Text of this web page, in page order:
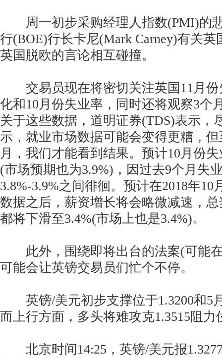
周一初步采购经理人指数(PMI)的
行(BOE)行长卡尼(Mark Carney)有关
英国脱欧的言论相互碰撞。
交易员现在将密切关注英国11月份
化和10月份失业率，同时还将观察3个
关于这些数据，道明证券(TDS)表示，
示，就业市场数据可能会变得更糟，
月，我们才能看到结果。预计10月份
(市场预期也为3.9%)，因过去9个月失
3.8%-3.9%之间徘徊。预计在2018年10
数据之后，薪资增长将会略微减速，
都将下滑至3.4%(市场上也是3.4%)。
此外，围绕即将出台的法案(可能
可能会让英镑交易员们忙个不停。
英镑/美元初步支撑位于1.3200和5
而上行方面，多头将难攻克1.3515阻力
北京时间14:25，英镑/美元报